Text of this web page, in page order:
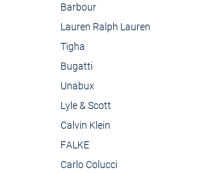
Barbour
Lauren Ralph Lauren
Tigha
Bugatti
Unabux
Lyle & Scott
Calvin Klein
FALKE
Carlo Colucci